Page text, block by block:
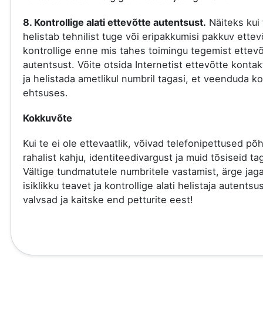
8. Kontrollige alati ettevõtte autentsust. Näiteks kui
helistab tehnilist tuge või eripakkumisi pakkuv
kontrollige enne mis tahes toimingu tegemist
autentsust. Võite otsida Internetist ettevõtte
ja helistada ametlikul numbril tagasi, et veenduda
ehtsuses.
Kokkuvõte
Kui te ei ole ettevaatlik, võivad telefonipettused
rahalist kahju, identiteedivargust ja muid tõsiseid
Vältige tundmatutele numbritele vastamist, ärge
isiklikku teavet ja kontrollige alati helistaja
valvsad ja kaitske end petturite eest!